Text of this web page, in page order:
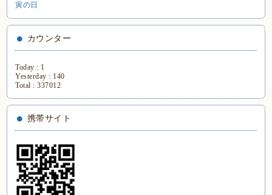
寅の日
カウンター
Today : 1
Yesterday : 140
Total :337012
携帯サイト